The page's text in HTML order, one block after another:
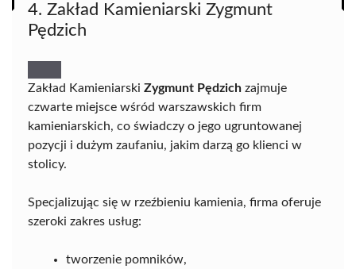
4. Zakład Kamieniarski Zygmunt
Pędzich
Zakład Kamieniarski Zygmunt Pędzich zajmuje
czwarte miejsce wśród warszawskich firm
kamieniarskich, co świadczy o jego ugruntowanej
pozycji i dużym zaufaniu, jakim darzą go klienci w
stolicy.
Specjalizując się w rzeźbieniu kamienia, firma oferuje
szeroki zakres usług:
tworzenie pomników,